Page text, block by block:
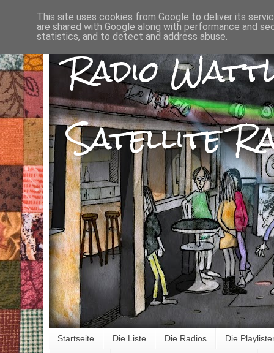
Radio
Satellite
Startseite Die Liste Die Radios Die
This site uses cookies from Google to deliver its
are shared with Google along with performance and
statistics, and to detect and address abuse.